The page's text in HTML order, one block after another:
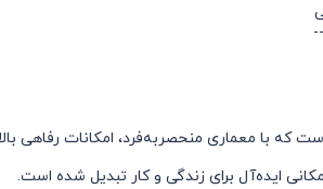
که با معماری منحصربه‌فرد، امکانات رفاهی
ایده‌آل برای زندگی و کار تبدیل شده است.